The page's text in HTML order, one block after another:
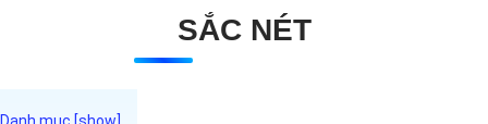
SẮC NÉT